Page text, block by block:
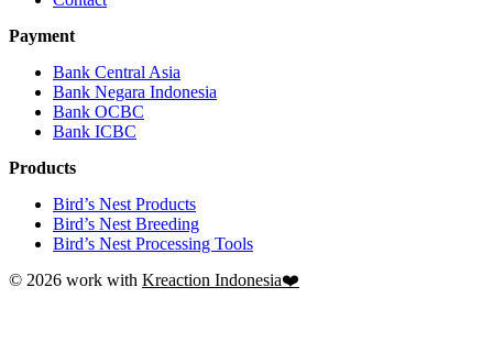
Payment
Bank Central Asia
Bank Negara Indonesia
Bank OCBC
Bank ICBC
Products
Bird’s Nest Products
Bird’s Nest Breeding
Bird’s Nest Processing Tools
© 2026 work with Kreaction Indonesia❤️